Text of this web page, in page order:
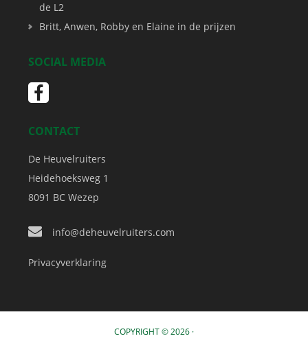
de L2
Britt, Anwen, Robby en Elaine in de prijzen
SOCIAL MEDIA
CONTACT
De Heuvelruiters
Heidehoeksweg 1
8091 BC Wezep
info@deheuvelruiters.com
Privacyverklaring
COPYRIGHT © 2026 ·